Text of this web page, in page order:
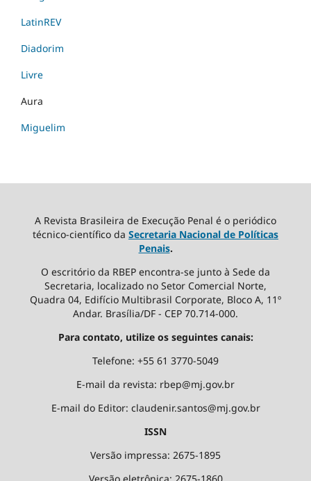
LatinREV
Diadorim
Livre
Aura
Miguelim
A Revista Brasileira de Execução Penal é o periódico
técnico-científico da Secretaria Nacional de Políticas
Penais.
O escritório da RBEP encontra-se junto à Sede da
Secretaria, localizado no Setor Comercial Norte,
Quadra 04, Edifício Multibrasil Corporate, Bloco A, 11º
Andar. Brasília/DF - CEP 70.714-000.
Para contato, utilize os seguintes canais:
Telefone: +55 61 3770-5049
E-mail da revista: rbep@mj.gov.br
E-mail do Editor: claudenir.santos@mj.gov.br
ISSN
Versão impressa: 2675-1895